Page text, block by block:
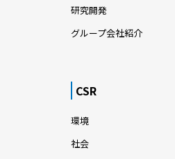
研究開発
グループ会社紹介
CSR
環境
社会